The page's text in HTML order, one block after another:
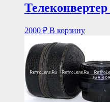
2000 ₽ В корзину